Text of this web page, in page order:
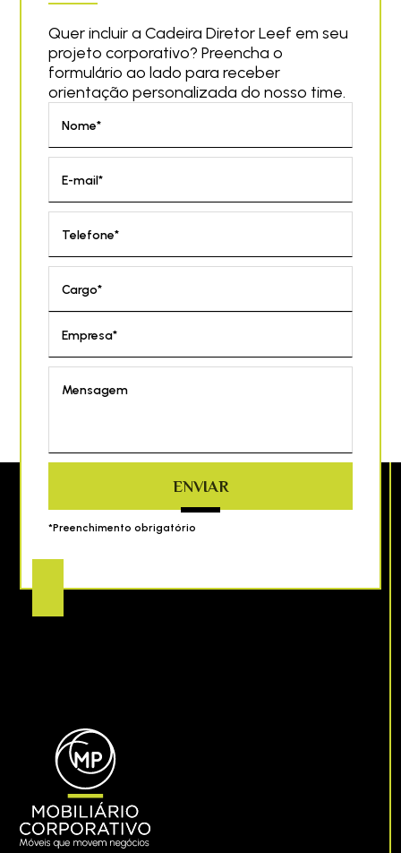
Quer incluir a Cadeira Diretor Leef em seu
projeto corporativo? Preencha o
formulário ao lado para receber
orientação personalizada do nosso time.
Nome*
E-mail*
Telefone*
Cargo*
Empresa*
Mensagem
ENVIAR
*Preenchimento obrigatório